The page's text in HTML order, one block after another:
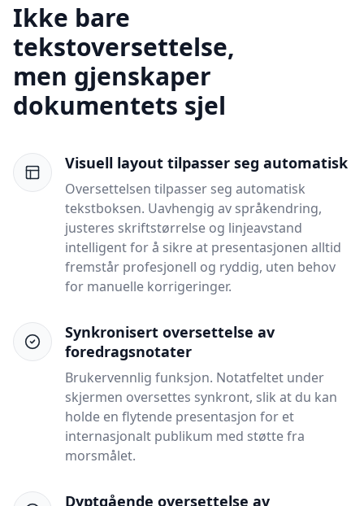
Ikke bare
tekstoversettelse,
men gjenskaper
dokumentets sjel
Visuell layout tilpasser seg automatisk
Oversettelsen tilpasser seg automatisk
tekstboksen. Uavhengig av språkendring,
justeres skriftstørrelse og linjeavstand
intelligent for å sikre at presentasjonen alltid
fremstår profesjonell og ryddig, uten behov
for manuelle korrigeringer.
Synkronisert oversettelse av
foredragsnotater
Brukervennlig funksjon. Notatfeltet under
skjermen oversettes synkront, slik at du kan
holde en flytende presentasjon for et
internasjonalt publikum med støtte fra
morsmålet.
Dyptgående oversettelse av